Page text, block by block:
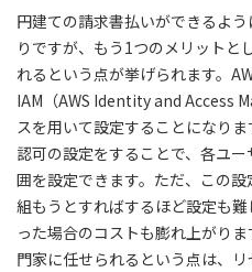
円建ての請求書払いができるよ
りですが、もう1つのメリットと
れるという点が挙げられます。
IAM（AWS Identity and Access
スを用いて設定することになり
認可の設定をすることで、各ユ
囲を設定できます。ただ、この
組もうとすればするほど設定も
った場合のコストも膨れ上がり
門家に任せられるという点は、